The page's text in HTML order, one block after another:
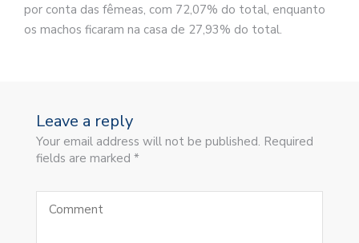
por conta das fêmeas, com 72,07% do total, enquanto
os machos ficaram na casa de 27,93% do total.
Leave a reply
Your email address will not be published. Required
fields are marked *